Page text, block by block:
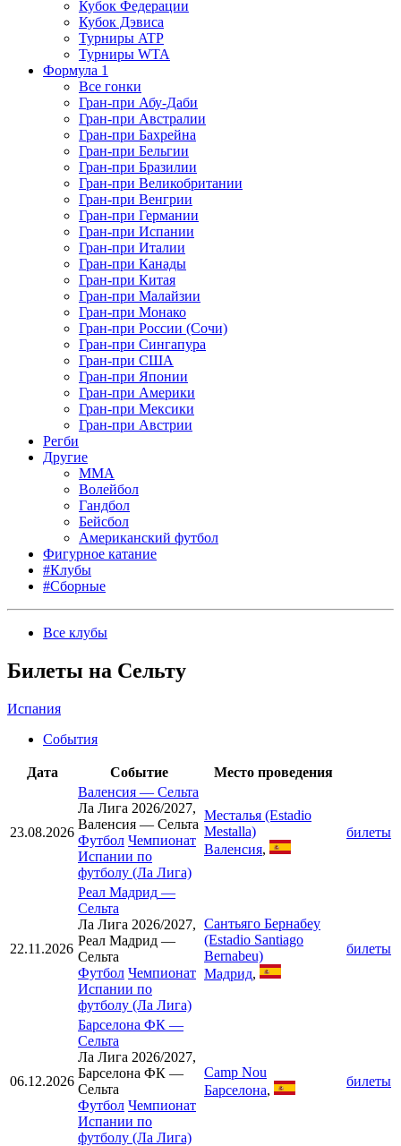
Кубок Федерации
Кубок Дэвиса
Турниры ATP
Турниры WTA
Формула 1
Все гонки
Гран-при Абу-Даби
Гран-при Австралии
Гран-при Бахрейна
Гран-при Бельгии
Гран-при Бразилии
Гран-при Великобритании
Гран-при Венгрии
Гран-при Германии
Гран-при Испании
Гран-при Италии
Гран-при Канады
Гран-при Китая
Гран-при Малайзии
Гран-при Монако
Гран-при России (Сочи)
Гран-при Сингапура
Гран-при США
Гран-при Японии
Гран-при Америки
Гран-при Мексики
Гран-при Австрии
Регби
Другие
MMA
Волейбол
Гандбол
Бейсбол
Американский футбол
Фигурное катание
#Клубы
#Сборные
Все клубы
Билеты на Сельту
Испания
События
Дата Событие Место проведения
23.08.2026
Валенсия — Сельта
Ла Лига 2026/2027,
Валенсия — Сельта
Футбол Чемпионат
Испании по
футболу (Ла Лига)
Месталья (Estadio
Mestalla)
Валенсия,
билеты
22.11.2026
Реал Мадрид —
Сельта
Ла Лига 2026/2027,
Реал Мадрид —
Сельта
Футбол Чемпионат
Испании по
футболу (Ла Лига)
Сантьяго Бернабеу
(Estadio Santiago
Bernabeu)
Мадрид,
билеты
06.12.2026
Барселона ФК —
Сельта
Ла Лига 2026/2027,
Барселона ФК —
Сельта
Футбол Чемпионат
Испании по
футболу (Ла Лига)
Camp Nou
Барселона,
билеты